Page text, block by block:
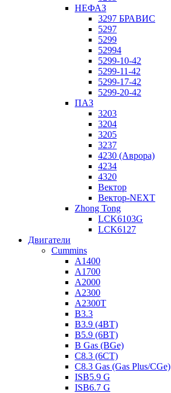
НЕФАЗ
3297 БРАВИС
5297
5299
52994
5299-10-42
5299-11-42
5299-17-42
5299-20-42
ПАЗ
3203
3204
3205
3237
4230 (Аврора)
4234
4320
Вектор
Вектор-NEXT
Zhong Tong
LCK6103G
LCK6127
Двигатели
Cummins
A1400
A1700
A2000
A2300
A2300T
B3.3
B3.9 (4BT)
B5.9 (6BT)
B Gas (BGe)
C8.3 (6CT)
C8.3 Gas (Gas Plus/CGe)
ISB5.9 G
ISB6.7 G